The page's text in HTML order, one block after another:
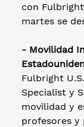
con
martes se
- Movilidad
Fulbright
Specialist y
movilidad y
profesores y